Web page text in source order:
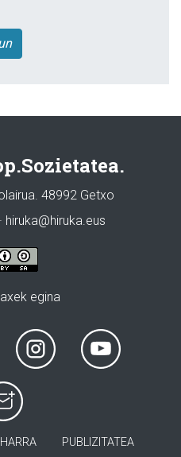
48992 Getxo
hiruka@hiruka.eus
egina
PUBLIZITATEA